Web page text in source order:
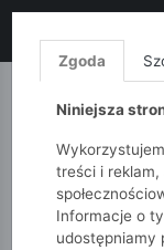
MONNARI
Zgoda
Niniejsza
treści i
Informacje o
udostępniamy